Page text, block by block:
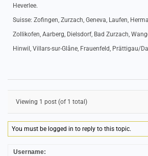
Heverlee.
Suisse: Zofingen, Zurzach, Geneva, Laufen,
Zollikofen, Aarberg, Dielsdorf, Bad Zurzach,
Hinwil, Villars-sur-Glâne, Frauenfeld, Prättigau/
Viewing 1 post (of 1 total)
You must be logged in to reply to this topic.
Username: